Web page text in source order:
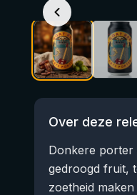
Over deze
Donkere porter
gedroogd fruit,
zoetheid